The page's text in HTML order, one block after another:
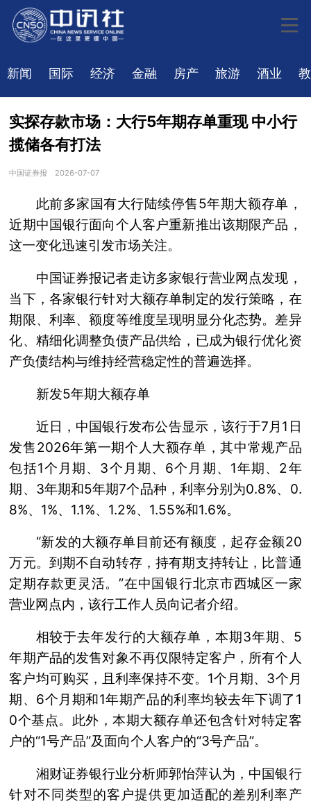
新闻 国际 经济 金融 房产 旅游 酒业
实探存款市场：大行5年期存单重现 中小行
揽储各有打法
中国证券报 2026-07-07
此前多家国有大行陆续停售5年期大额存单，
近期中国银行面向个人客户重新推出该期限产品，
这一变化迅速引发市场关注。
中国证券报记者走访多家银行营业网点发现，
当下，各家银行针对大额存单制定的发行策略，在
期限、利率、额度等维度呈现明显分化态势。差异
化、精细化调整负债产品供给，已成为银行优化资
产负债结构与维持经营稳定性的普遍选择。
新发5年期大额存单
近日，中国银行发布公告显示，该行于7月1日
发售2026年第一期个人大额存单，其中常规产品
包括1个月期、3个月期、6个月期、1年期、2年
期、3年期和5年期7个品种，利率分别为0.8%、0.
8%、1%、1.1%、1.2%、1.55%和1.6%。
“新发的大额存单目前还有额度，起存金额20
万元。到期不自动转存，持有期支持转让，比普通
定期存款更灵活。”在中国银行北京市西城区一家
营业网点内，该行工作人员向记者介绍。
相较于去年发行的大额存单，本期3年期、5
年期产品的发售对象不再仅限特定客户，所有个人
客户均可购买，且利率保持不变。1个月期、3个月
期、6个月期和1年期产品的利率均较去年下调了1
0个基点。此外，本期大额存单还包含针对特定客
户的“1号产品”及面向个人客户的“3号产品”。
湘财证券银行业分析师郭怡萍认为，中国银行
针对不同类型的客户提供更加适配的差别利率产